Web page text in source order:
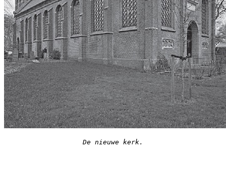
De nieuwe kerk.